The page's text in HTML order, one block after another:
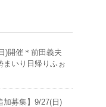
)開催＊前田義夫
まいり日帰りふぉ
加募集】9/27(日)